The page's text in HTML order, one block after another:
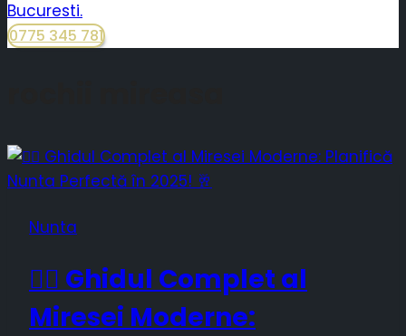
0775 345 781
Nunta
👰‍♀️ Ghidul Complet al
Miresei Moderne: